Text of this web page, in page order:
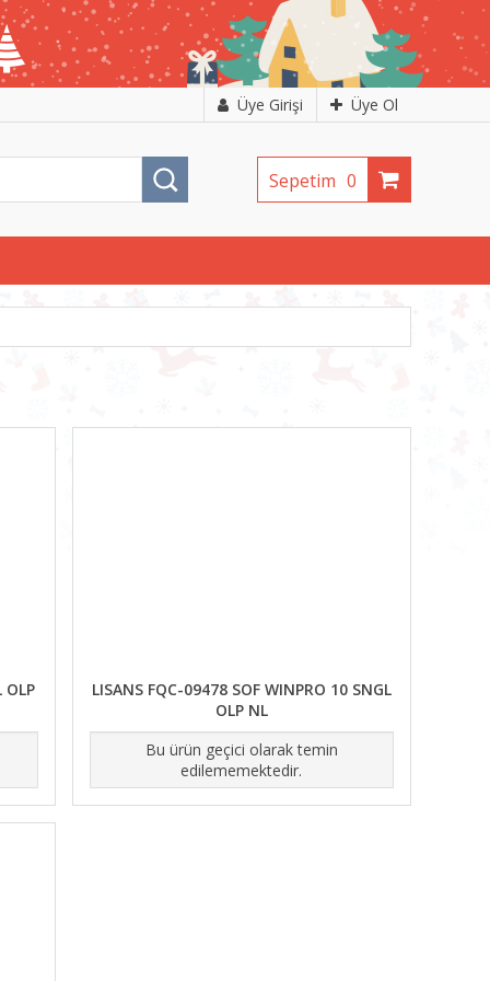
Üye Girişi Üye Ol
Sepetim 0
OLP
LISANS FQC-09478 SOF WINPRO 10 SNGL
OLP NL
Bu ürün geçici olarak temin
edilememektedir.